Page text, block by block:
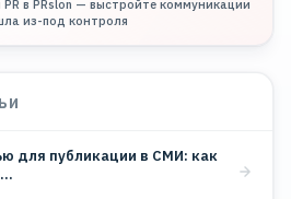
в PRslon — выстройте коммуникации
из-под контроля
для публикации в СМИ: как